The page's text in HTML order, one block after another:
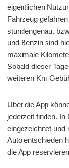
eigentlichen
Fahrzeug
stundengenau,
und Benzin sind
maximale
Sobald dieser
weiteren Km
Über die App
jederzeit finden. In
eingezeichnet und
Auto entschieden
die App